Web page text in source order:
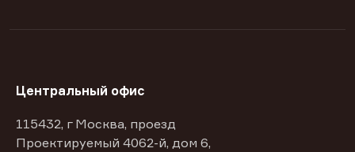
Центральный офис
115432, г Москва, проезд
Проектируемый 4062-й, дом 6,